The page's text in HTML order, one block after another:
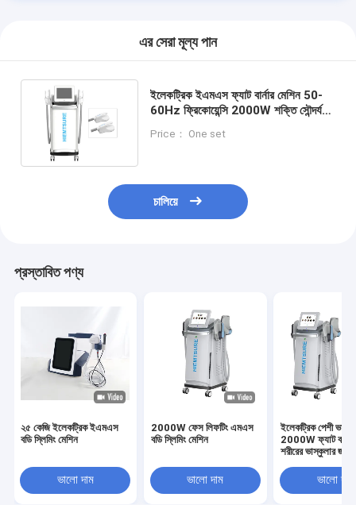
এর সেরা মূল্য পান
ইলেকট্রিক ইএমএস ফ্যাট বার্নার মেশিন 50-
60Hz ফ্রিকোয়েন্সি 2000W শক্তি সৌন্দর্য
Price： One set
চালিয়ে
প্রস্তাবিত পণ্য
২৫ কেজি ইলেকট্রিক ইএমএস
বডি স্লিমিং মেশিন
ভালো দাম
2000W ফেস লিফটিং এমএস
বডি স্লিমিং মেশিন
ভালো দাম
ইলেকট্রিক পেশী
2000W ফ্যাট
শরীরের ভাস্কুলার জন্য
ভালো দাম